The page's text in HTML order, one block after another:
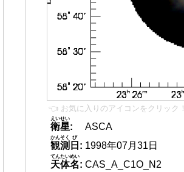
👈 お気に入りのアイコンをクリック！
衛星
えいせい
:
ASCA
観測
かんそく
日
び
: 1998年07月31日
天体名
てんたいめい
: CAS_A_C1O_N2